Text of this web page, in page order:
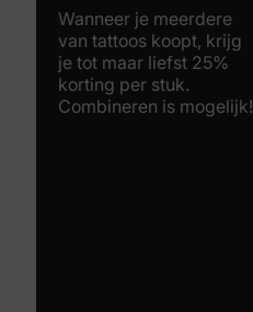
Wanneer je meerdere
van tattoos koopt, krijg
je tot maar liefst 25%
korting per stuk.
Combineren is mogelijk!